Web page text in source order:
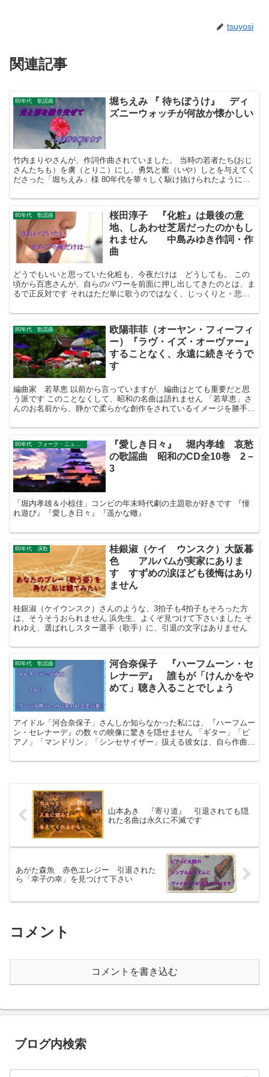
tsuyosi
関連記事
80年代 歌謡曲
堀ちえみ 『 待ちぼうけ』 ディ
ズニーウォッチが何故か懐かしい
竹内まりやさんが、作詞作曲されていました。 当時の若者たち(おじ
さんたちも）を虜（とりこ）にし、勇気と癒（いや）しとを与えてく
ださった「堀ちえみ」様 80年代を華々しく駆け抜けられたように、
80年代 歌謡曲
桜田淳子 『化粧』は最後の意
地、しあわせ芝居だったのかもし
れません 中島みゆき作詞・作
曲
どうでもいいと思っていた化粧も、今夜だけは どうしても。 この
頃から百恵さんが、自らのパワーを前面に押し出してきたのとは、ま
るで正反対です それはただ単に歌うのではなく、じっくりと・悲し
80年代 歌謡曲
欧陽菲菲（オーヤン・フィーフィ
ー）『ラヴ・イズ・オーヴァー』
することなく、永遠に続きそうで
す
編曲家 若草恵 以前から言っていますが、編曲はとても重要だと思
う派です このことなくして、昭和の名曲は語れません 「若草恵」さ
んのお名前から、静かで柔らかな創作をされているイメージを勝手に
80年代 フォーク・ニューミュージック
『愛しき日々』 堀内孝雄 哀愁
の歌謡曲 昭和のCD全10巻 2－
3
「堀内孝雄＆小椋佳」コンビの年末時代劇の主題歌が好きです 『憧
れ遊び』『愛しき日々』『遥かな轍』
80年代 演歌
桂銀淑（ケイ ウンスク）大阪暮
色 アルバムが実家にありま
す すずめの涙ほども後悔はあり
ません
桂銀淑（ケイウンスク）さんのような、3拍子も4拍子もそろった方
は、そうそうおられません 浜先生、よくぞ見つけて下さいました そ
れゆえ、選ばれしスター選手（歌手）に、引退の文字はありません
80年代 歌謡曲
河合奈保子 『ハーフムーン・セ
レナーデ』 誰もが「けんかをや
めて」聴き入ることでしょう
アイドル「河合奈保子」さんしか知らなかった私には、『ハーフムー
ン・セレナーデ』の数々の映像に驚きを隠せません 「ギター」「ピ
アノ」「マンドリン」「シンセサイザー」扱える彼女は、自ら作曲
れます。
山本あき 『寄り道』 引退されても隠
れた名曲は永久に不滅です
あがた森魚 赤色エレジー 引退された
ら「幸子の幸」を見つけて下さい
コメント
コメントを書き込む
ブログ内検索